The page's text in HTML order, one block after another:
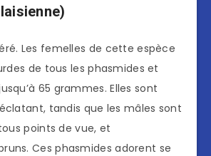
Les femelles de cette espèce
de tous les phasmides et
65 grammes. Elles sont
tandis que les mâles sont
points de vue, et
Ces phasmides adorent se